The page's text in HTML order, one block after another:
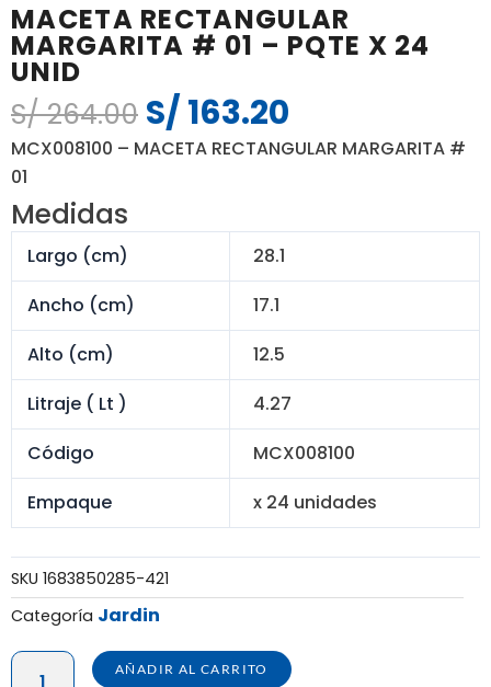
MACETA RECTANGULAR
MARGARITA # 01 – PQTE X 24
UNID
S/264.00 El
precio
S/ 264.00.
S/163.20
precio
S/ 163.20.
MCX008100 – MACETA RECTANGULAR MARGARITA #
01
Medidas
Largo (cm)
28.1
Ancho (cm)
17.1
Alto (cm)
12.5
Litraje ( Lt )
4.27
Código
MCX008100
Empaque
x 24 unidades
SKU 1683850285-421
Categoría Jardin
MACETA
AÑADIR AL CARRITO